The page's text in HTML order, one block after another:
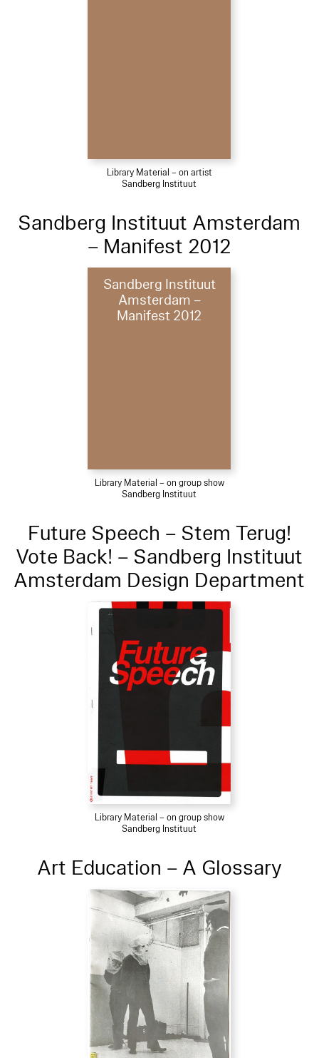
Library Material – on artist
Sandberg Instituut
Sandberg Instituut Amsterdam
– Manifest 2012
Sandberg Instituut
Amsterdam –
Manifest 2012
Library Material – on group show
Sandberg Instituut
Future Speech – Stem Terug!
Vote Back! – Sandberg Instituut
Amsterdam Design Department
Library Material – on group show
Sandberg Instituut
Art Education – A Glossary